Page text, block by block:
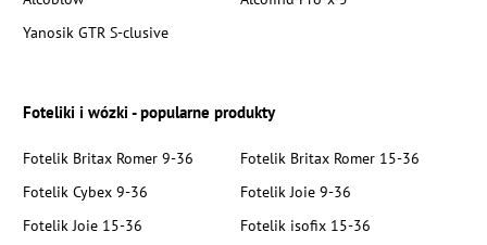
Yanosik GTR S-clusive
Foteliki i wózki - popularne produkty
Fotelik Britax Romer 9-36
Fotelik Britax Romer 15-36
Fotelik Cybex 9-36
Fotelik Joie 9-36
Fotelik Joie 15-36
Fotelik isofix 15-36